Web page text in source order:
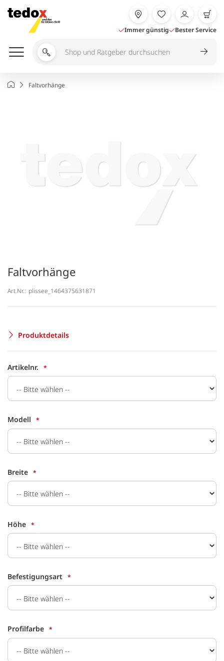
Inhalt
springen
Immer günstig Bester Service
Shop
durchsuchen
StartseiteFaltvorhänge
Faltvorhänge
Art.Nr.: plissee_1464375631871
Produktdetails
Artikelnr.
Modell
Breite
Höhe
Befestigungsart
Profilfarbe